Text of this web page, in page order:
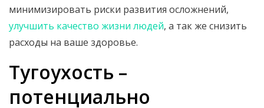
минимизировать риски развития осложнений,
улучшить качество жизни людей, а так же снизить
расходы на ваше здоровье.
Тугоухость –
потенциально